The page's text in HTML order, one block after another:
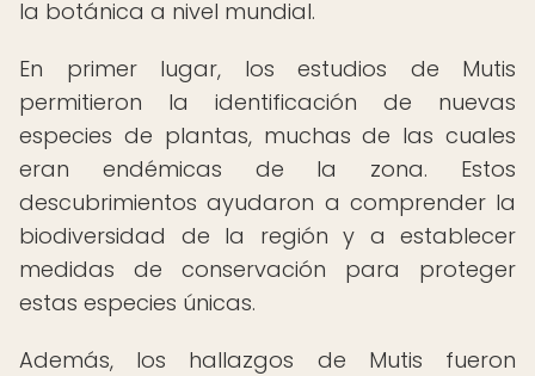
la botánica a nivel mundial.
En primer lugar, los estudios de Mutis
permitieron la identificación de nuevas
especies de plantas, muchas de las cuales
eran endémicas de la zona. Estos
descubrimientos ayudaron a comprender la
biodiversidad de la región y a establecer
medidas de conservación para proteger
estas especies únicas.
Además, los hallazgos de Mutis fueron